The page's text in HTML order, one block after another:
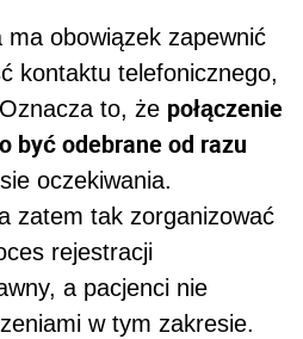
ma obowiązek zapewnić
kontaktu telefonicznego,
to, że połączenie
być odebrane od razu
oczekiwania.
zatem tak zorganizować
rejestracji
a pacjenci nie
w tym zakresie.